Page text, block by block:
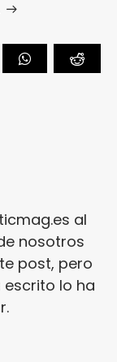
al
nosotros
post, pero
escrito lo ha